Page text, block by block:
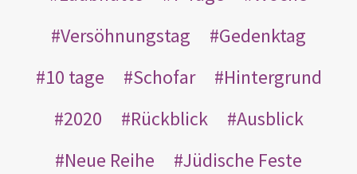
Versöhnungstag
Gedenktag
10 tage
Schofar
Hintergrund
2020
Rückblick
Ausblick
Neue Reihe
Jüdische Feste